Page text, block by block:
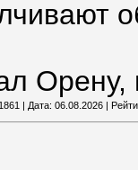
| Дата: 06.08.2026 |